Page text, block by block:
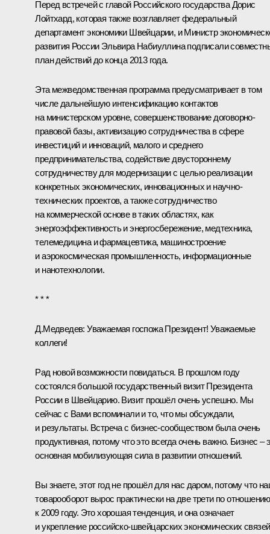
Перед встречей с главой Российского государстваДорис
Лойтхард, которая также возглавляет федеральный
департамент экономики Швейцарии, и Министр
развития России Эльвира Набиуллина подписали
план действий до конца 2013 года.
Эта межведомственная программа предусматривает в том
числе дальнейшую интенсификацию контактов
на министерском уровне, совершенствование договорно-
правовой базы, активизацию сотрудничества в сфере
инвестиций и инноваций, малого и среднего
предпринимательства, содействие двустороннему
сотрудничеству для модернизации с целью реализации
конкретных экономических, инновационных и научно-
технических проектов, а также сотрудничество
на коммерческой основе в таких областях, как
энергоэффективность и энергосбережение, медтехника,
телемедицина и фармацевтика, машиностроение
и аэрокосмическая промышленность, информационные
и нанотехнологии.
* * *
Д.Медведев: Уважаемая госпожа Президент! Уважаемые
коллеги!
Рад новой возможности повидаться. В прошлом году
состоялся большой государственный визитПрезидента
России в Швейцарию. Визит прошёл очень успешно. Мы
сейчас с Вами вспоминали и то, что мы обсуждали,
и результаты. Встреча с бизнес-сообществом была очень
продуктивная, потому что это всегда очень важно. Бизнес –
основная мобилизующая сила в развитии отношений.
Вы знаете, этот год не прошёл для нас даром, потому что
товарооборот вырос практически на две трети по отношению
к 2009 году. Это хорошая тенденция, и она означает
и укрепление российско-швейцарских экономических